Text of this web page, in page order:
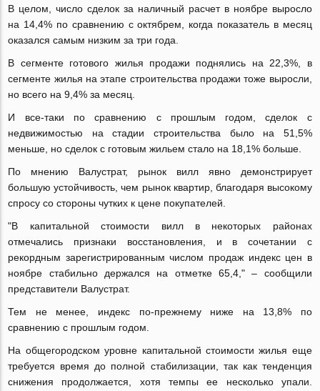
В целом, число сделок за наличный расчет в ноябре выросло
на 14,4% по сравнению с октябрем, когда показатель в месяц
оказался самым низким за три года.
В сегменте готового жилья продажи поднялись на 22,3%, в
сегменте жилья на этапе строительства продажи тоже выросли,
но всего на 9,4% за месяц.
И все-таки по сравнению с прошлым годом, сделок с
недвижимостью на стадии строительства было на 51,5%
меньше, но сделок с готовым жильем стало на 18,1% больше.
По мнению Валустрат, рынок вилл явно демонстрирует
большую устойчивость, чем рынок квартир, благодаря высокому
спросу со стороны чутких к цене покупателей.
"В капитальной стоимости вилл в некоторых районах
отмечались признаки восстановления, и в сочетании с
рекордным зарегистрированным числом продаж индекс цен в
ноябре стабильно держался на отметке 65,4," – сообщили
представители Валустрат.
Тем не менее, индекс по-прежнему ниже на 13,8% по
сравнению с прошлым годом.
На общегородском уровне капитальной стоимости жилья еще
требуется время до полной стабилизации, так как тенденция
снижения продолжается, хотя темпы ее несколько упали.